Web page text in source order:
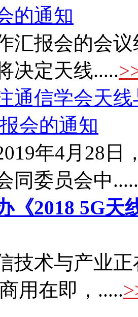
的通知
汇报会的会
决定天线.....
通信学会天
会的通知
年4月28日
同委员会中.....
《2018 5G天
技术与产业
用在即，.....